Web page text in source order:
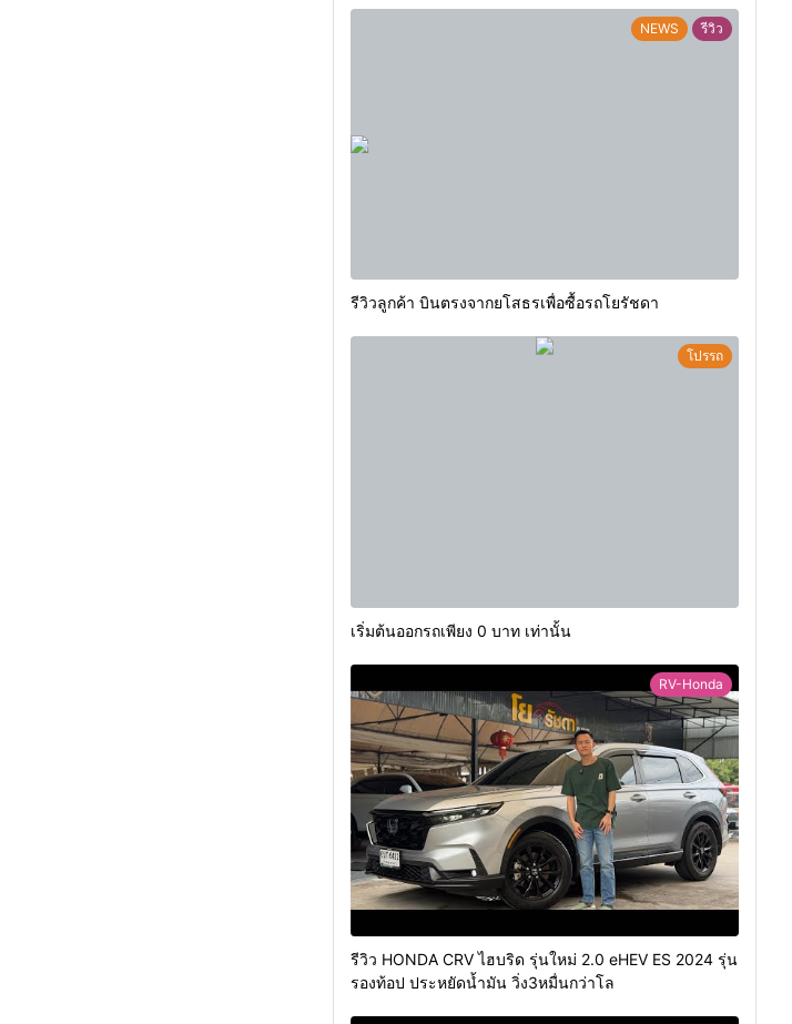
NEWS รีวิว
รีวิวลูกค้า บินตรงจากยโสธรเพื่อซื้อรถโยรัชดา
โปรรถ
เริ่มต้นออกรถเพียง 0 บาท เท่านั้น
RV-Honda
รีวิว HONDA CRV ไฮบริด รุ่นใหม่ 2.0 eHEV ES 2024 รุ่น
รองท้อป ประหยัดน้ำมัน วิ่ง3หมื่นกว่าโล